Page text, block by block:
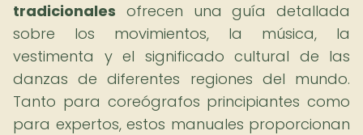
tradicionales ofrecen una guía detallada
sobre los movimientos, la música, la
vestimenta y el significado cultural de las
danzas de diferentes regiones del mundo.
Tanto para coreógrafos principiantes como
para expertos, estos manuales proporcionan